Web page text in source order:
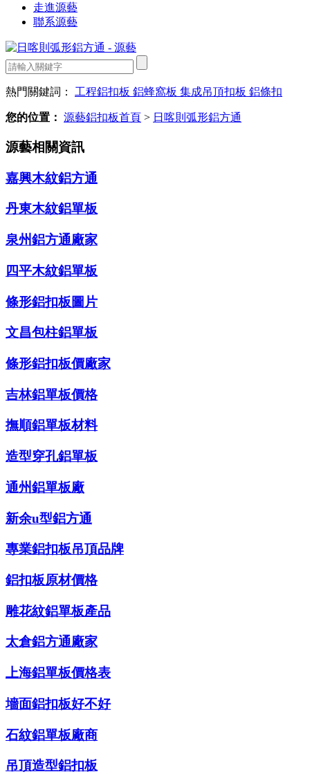
走進源藝
聯系源藝
熱門關鍵詞： 工程鋁扣板 鋁蜂窩板 集成吊頂扣板 鋁條扣
您的位置： 源藝鋁扣板首頁 > 日喀則弧形鋁方通
源藝相關資訊
嘉興木紋鋁方通
丹東木紋鋁單板
泉州鋁方通廠家
四平木紋鋁單板
條形鋁扣板圖片
文昌包柱鋁單板
條形鋁扣板價廠家
吉林鋁單板價格
撫順鋁單板材料
造型穿孔鋁單板
通州鋁單板廠
新余u型鋁方通
專業鋁扣板吊頂品牌
鋁扣板原材價格
雕花紋鋁單板產品
太倉鋁方通廠家
上海鋁單板價格表
墻面鋁扣板好不好
石紋鋁單板廠商
吊頂造型鋁扣板